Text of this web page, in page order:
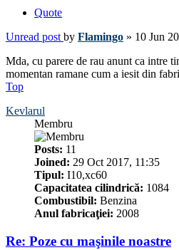
Quote
Unread post by Flamingo » 10 Jun
Mda, cu parere de rau anunt ca intre
momentan ramane cum a iesit din
Top
Kevlarul
Membru
Posts: 11
Joined: 29 Oct 2017, 11:35
Tipul: I10,xc60
Capacitatea cilindrică: 1084
Combustibil: Benzina
Anul fabricaţiei: 2008
Re: Poze cu maşinile noastre